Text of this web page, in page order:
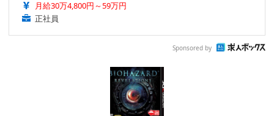
月給30万4,800円～59万円
正社員
Sponsored by